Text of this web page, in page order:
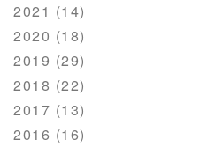
2021 (14)
2020 (18)
2019 (29)
2018 (22)
2017 (13)
2016 (16)